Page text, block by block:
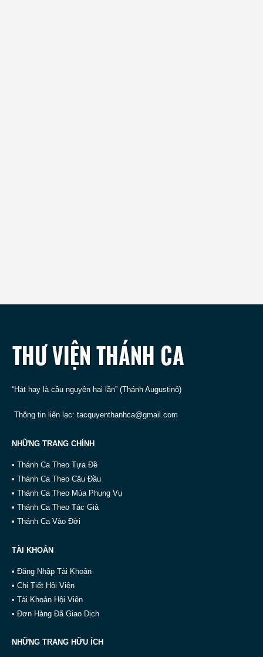
“Hát hay là cầu nguyện hai lần” (Thánh Augustinô)
Thông tin liên lạc: tacquyenthanhca@gmail.com
NHỮNG TRANG CHÍNH
• Thánh Ca Theo Tựa Đề
• Thánh Ca Theo Câu Đầu
• Thánh Ca Theo Mùa Phụng Vụ
• Thánh Ca Theo Tác Giả
• Thánh Ca Vào Đời
TÀI KHOẢN
• Đăng Nhập Tài Khoản
• Chi Tiết Hội Viên
• Tài Khoản Hội Viên
• Đơn Hàng Đã Giao Dịch
NHỮNG TRANG HỮU ÍCH